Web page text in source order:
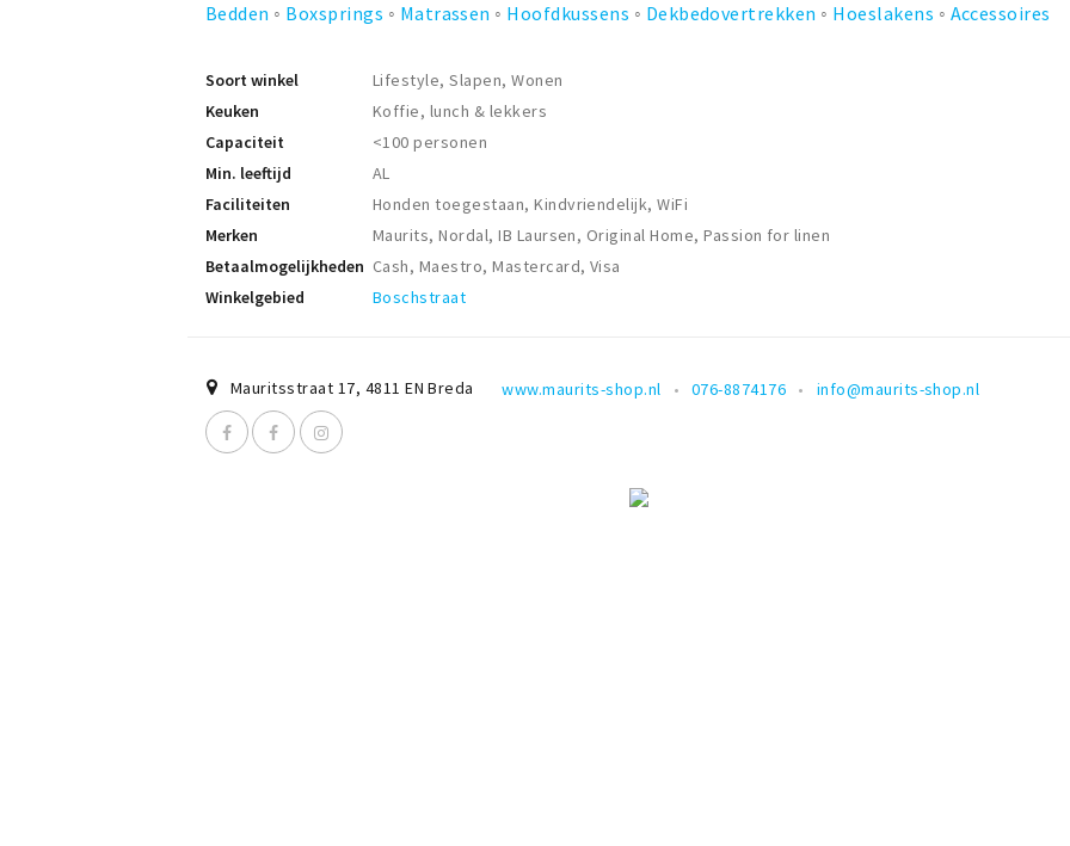
Bedden ◦ Boxsprings ◦ Matrassen ◦ Hoofdkussens ◦ Dekbedovertrekken ◦ Hoeslakens ◦ Accessoires
Soort winkel
Lifestyle, Slapen, Wonen
Keuken
Koffie, lunch & lekkers
Capaciteit
<100 personen
Min. leeftijd
AL
Faciliteiten
Honden toegestaan, Kindvriendelijk, WiFi
Merken
Maurits, Nordal, IB Laursen, Original Home, Passion for linen
Betaalmogelijkheden Cash, Maestro, Mastercard, Visa
Winkelgebied
Boschstraat
Mauritsstraat 17, 4811 EN Breda www.maurits-shop.nl 076-8874176 info@maurits-shop.nl